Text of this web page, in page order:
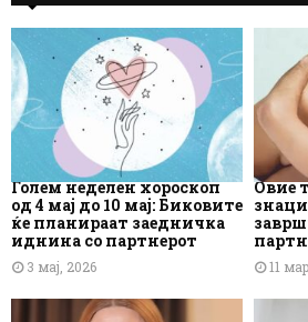
Голем неделен хороскоп
од 4 мај до 10 мај: Биковите
ќе планираат заедничка
иднина со партнерот
3 мај, 2026
Овие
знаци
11